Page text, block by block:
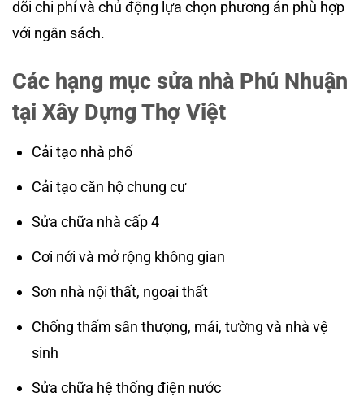
dõi chi phí và chủ động lựa chọn phương án phù hợp
với ngân sách.
Các hạng mục sửa nhà Phú Nhuận
tại Xây Dựng Thợ Việt
Cải tạo nhà phố
Cải tạo căn hộ chung cư
Sửa chữa nhà cấp 4
Cơi nới và mở rộng không gian
Sơn nhà nội thất, ngoại thất
Chống thấm sân thượng, mái, tường và nhà vệ
sinh
Sửa chữa hệ thống điện nước